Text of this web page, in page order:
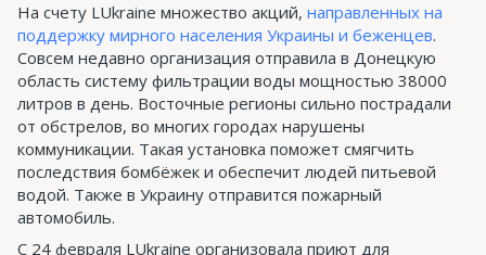
На счету LUkraine множество акций, направленных на
поддержку мирного населения Украины и беженцев.
Совсем недавно организация отправила в Донецкую
область систему фильтрации воды мощностью 38000
литров в день. Восточные регионы сильно пострадали
от обстрелов, во многих городах нарушены
коммуникации. Такая установка поможет смягчить
последствия бомбёжек и обеспечит людей питьевой
водой. Также в Украину отправится пожарный
автомобиль.
С 24 февраля LUkraine организовала приют для